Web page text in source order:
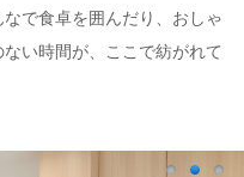
で食卓を囲んだり、おしゃ
い時間が、ここで紡がれて